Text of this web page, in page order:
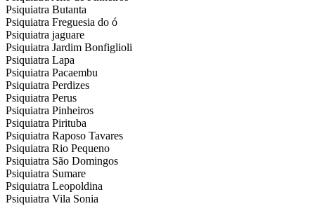
Psiquiatra Butanta
Psiquiatra Freguesia do ó
Psiquiatra jaguare
Psiquiatra Jardim Bonfiglioli
Psiquiatra Lapa
Psiquiatra Pacaembu
Psiquiatra Perdizes
Psiquiatra Perus
Psiquiatra Pinheiros
Psiquiatra Pirituba
Psiquiatra Raposo Tavares
Psiquiatra Rio Pequeno
Psiquiatra São Domingos
Psiquiatra Sumare
Psiquiatra Leopoldina
Psiquiatra Vila Sonia